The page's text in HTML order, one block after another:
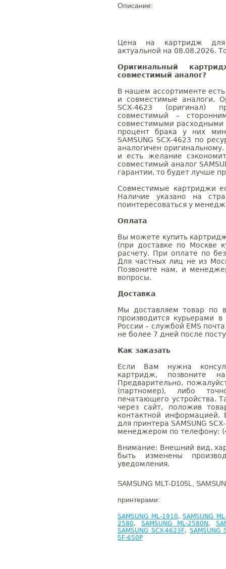
Описание:
Цена на картридж для
актуальной на 08.08.2026.
Оригинальный
совместимый аналог?
В нашем ассортименте
и совместимые аналоги.
SCX-4623 (оригинал)
совместимый –
совместимыми расходными
процент брака у них
SAMSUNG SCX-4623 по
аналогичен
и есть желание
совместимый аналог
гарантии, то будет лучше
Совместимые картриджи
Наличие указано на
поинтересоваться у
Оплата
Вы можете купить
(при доставке по Москве
расчету. При оплате по
Для частных лиц не из
Позвоните нам, и
вопросы.
Доставка
Мы доставляем товар по
производится курьерами
России – службой EMS
не более 7 дней после
Как заказать
Если Вам нужна
картридж, позвоните
Предварительно,
(партномер), либо
печатающего устройства.
через сайт, положив
контактной информацией.
для принтера SAMSUNG
менеджером по телефону:
Внимание: Внешний вид,
быть изменены
уведомления.
SAMSUNG MLT-D105L,
принтерами:
SAMSUNG ML-1910,SAMSUNG
2580, SAMSUNG ML-2580N ,
SAMSUNG SCX-4623F, SAMSUNG
SF-650P